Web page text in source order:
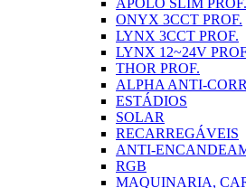
APOLO SLIM PROF.
ONYX 3CCT PROF.
LYNX 3CCT PROF.
LYNX 12~24V
THOR PROF.
ALPHA ANTI-
ESTÁDIOS
SOLAR
RECARREGÁVEIS
ANTI-
RGB
MAQUINARIA,